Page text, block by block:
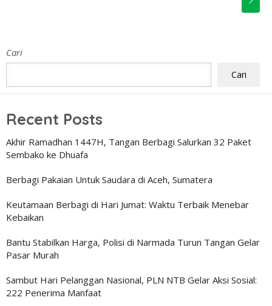
Cari
Cari
Recent Posts
Akhir Ramadhan 1447H, Tangan Berbagi Salurkan 32 Paket
Sembako ke Dhuafa
Berbagi Pakaian Untuk Saudara di Aceh, Sumatera
Keutamaan Berbagi di Hari Jumat: Waktu Terbaik Menebar
Kebaikan
Bantu Stabilkan Harga, Polisi di Narmada Turun Tangan Gelar
Pasar Murah
Sambut Hari Pelanggan Nasional, PLN NTB Gelar Aksi Sosial:
222 Penerima Manfaat